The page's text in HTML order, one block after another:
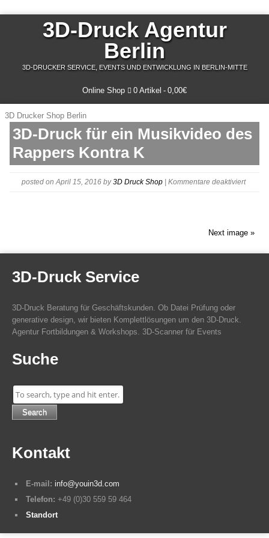
3D-Druck Agentur
Berlin
3D-DRUCKER SERVICE, EVENTS UND ENTWICKLUNG IN BERLIN-MITTE
Online Shop 0 Artikel 0,00€
3D Drucker Shop Berlin
3D-Druck für ein Musikvideo des
Rappers Kontra K
posted on April 15, 2016 by3D Druck Shop Kommentare deaktiviertfür
Next image »
3D-Druck Service
3D-Druck Beratung für Geschäftskunden. Ob Datei Prüfung oder
generative design, wir bieten Komplettlösungen um den 3D-Druck.
Agentur Fortbildungen & Workshops. 3D-Scanner für Events
Suche
Search
Kontakt
E-mail: info@youin3d.com
Telefon: +49 (0)30 559 59 464
Standort